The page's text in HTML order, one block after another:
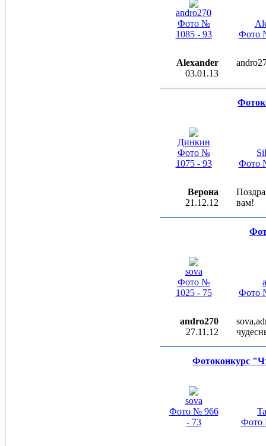
andro270
Фото №
1085 - 93
Фото
Alexander
03.01.13
Динкин
Фото №
1075 - 93
Фото
Верона
21.12.12
вам!
sova
Фото №
1025 - 75
Фото
andro270
27.11.12
Фотоконкурс
sova
Фото № 966
- 73
Фото